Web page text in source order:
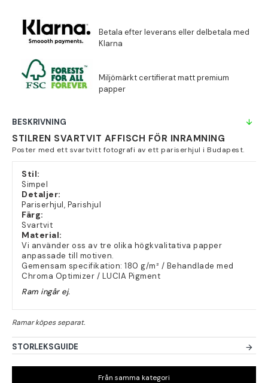
BESKRIVNING
STILREN SVARTVIT AFFISCH FÖR INRAMNING
Poster med ett svartvitt fotografi av ett pariserhjul i Budapest.
Stil:
Simpel
Detaljer:
Pariserhjul, Parishjul
Färg:
Svartvit
Material:
Vi använder oss av tre olika högkvalitativa papper
anpassade till motiven.
Gemensam specifikation: 180 g/m² / Behandlade med
Chroma Optimizer / LUCIA Pigment
Ram ingår ej.
STORLEKSGUIDE
Från samma kategori